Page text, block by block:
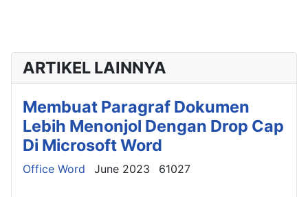
ARTIKEL LAINNYA
Membuat Paragraf Dokumen
Lebih Menonjol Dengan Drop Cap
Di Microsoft Word
Details
Office Word June 2023 61027